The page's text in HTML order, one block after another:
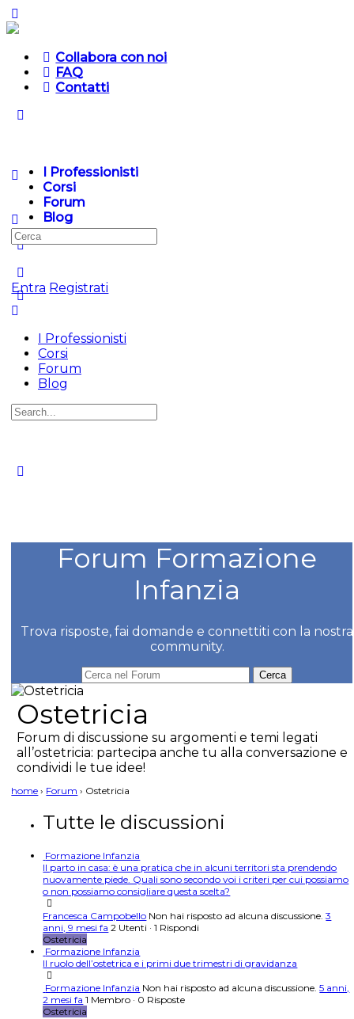
Collabora con noi
FAQ
Contatti
I Professionisti
Corsi
Forum
Blog
Entra Registrati
Cerca
per:
I Professionisti
Corsi
Forum
Blog
Cerca
per:
Forum Formazione
Infanzia
Trova risposte, fai domande e connettiti con la nostra
community.
Ostetricia
Forum di discussione su argomenti e temi legati
all’ostetricia: partecipa anche tu alla conversazione e
condividi le tue idee!
home › Forum › Ostetricia
Tutte le discussioni
Formazione Infanzia
Il parto in casa: è una pratica che in alcuni territori sta prendendo
nuovamente piede. Quali sono secondo voi i criteri per cui possiamo
o non possiamo consigliare questa scelta?
Francesca Campobello Non hai risposto ad alcuna discussione.3
anni, 9 mesi fa 2 Utenti · 1 Rispondi
Ostetricia
Formazione Infanzia
Il ruolo dell’ostetrica e i primi due trimestri di gravidanza
Formazione Infanzia Non hai risposto ad alcuna discussione.5 anni,
2 mesi fa 1 Membro · 0 Risposte
Ostetricia